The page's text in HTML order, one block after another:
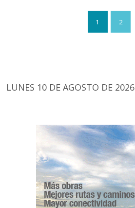
1 2
LUNES 10 DE AGOSTO DE 2026